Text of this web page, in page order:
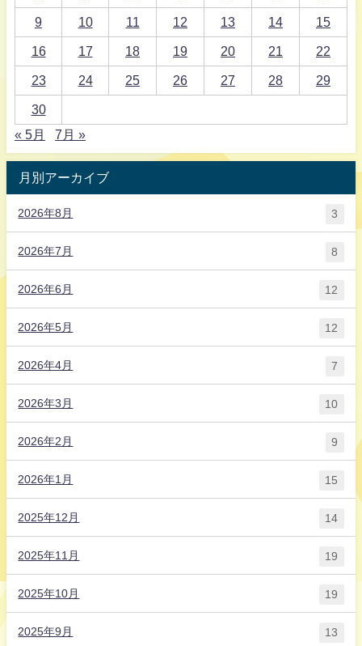
9 10 11 12 13 14 15
16 17 18 19 20 21 22
23 24 25 26 27 28 29
30
« 5月
7月 »
月別アーカイブ
2026年8月 3
2026年7月 8
2026年6月 12
2026年5月 12
2026年4月 7
2026年3月 10
2026年2月 9
2026年1月 15
2025年12月 14
2025年11月 19
2025年10月 19
2025年9月 13